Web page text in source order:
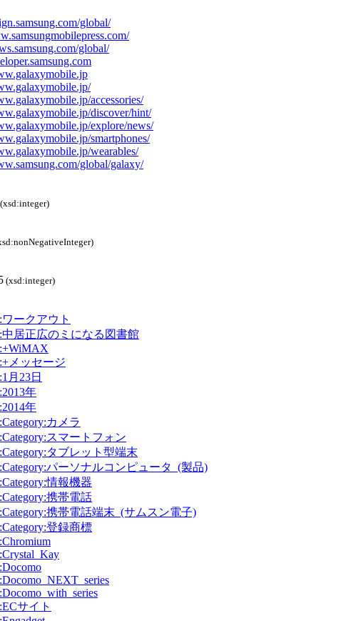
global/
global/
accessories/
discover/hint/
explore/news/
smartphones/
wearables/
global/galaxy/
(xsd:integer)
(xsd:integer)
:ワークアウト
:中居正広のミになる図書館
:+WiMAX
:+メッセージ
:1月23日
:2013年
:2014年
:Category:カメラ
:Category:スマートフォン
:Category:タブレット型端末
:Category:パーソナルコンピュータ_(製品)
:Category:情報機器
:Category:携帯電話
:Category:携帯電話端末_(サムスン電子)
:Category:登録商標
:Chromium
:Crystal_Kay
:Docomo
:Docomo_NEXT_series
:Docomo_with_series
:ECサイト